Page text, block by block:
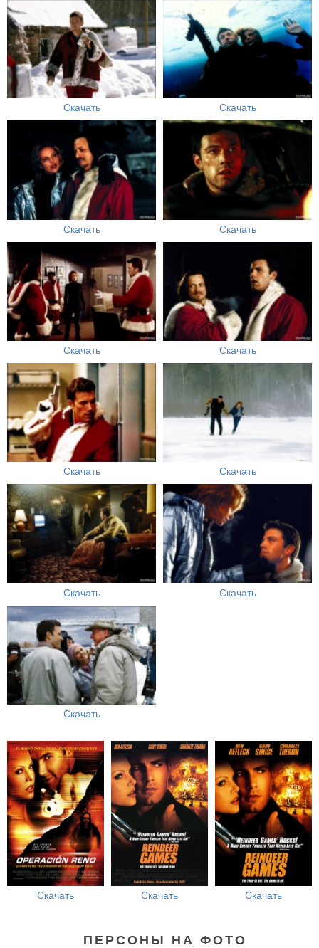
Скачать Скачать
Скачать Скачать
Скачать Скачать
Скачать Скачать
Скачать Скачать
Скачать
Скачать Скачать Скачать
ПЕРСОНЫ НА ФОТО